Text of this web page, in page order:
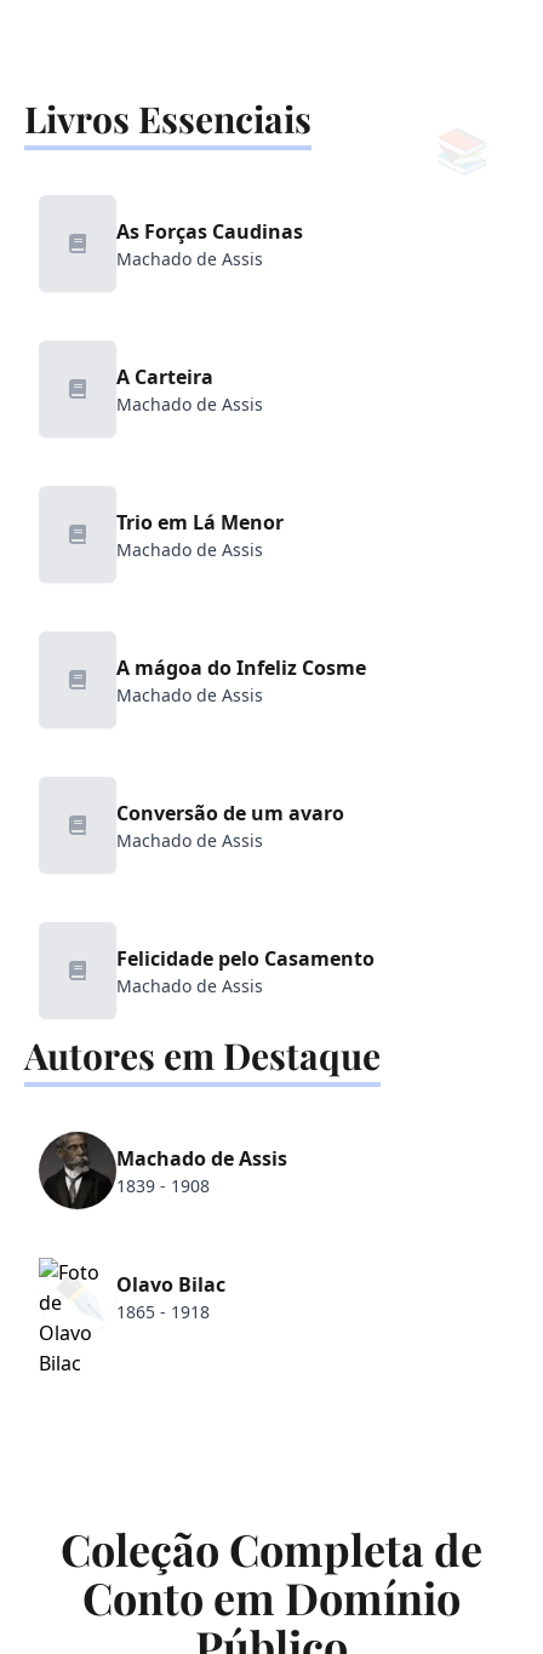
📚
✒️
Livros Essenciais
As Forças Caudinas
Machado de Assis
A Carteira
Machado de Assis
Trio em Lá Menor
Machado de Assis
A mágoa do Infeliz Cosme
Machado de Assis
Conversão de um avaro
Machado de Assis
Felicidade pelo Casamento
Machado de Assis
Autores em Destaque
Machado de Assis
1839 - 1908
Olavo Bilac
1865 - 1918
Coleção Completa de
Conto em Domínio